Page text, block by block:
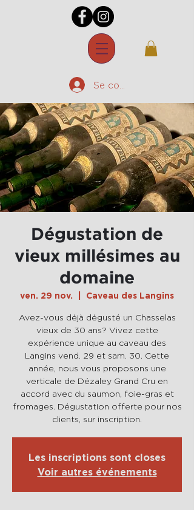
Se connecter
Dégustation de
vieux millésimes au
domaine
ven. 29 nov. Caveau des Langins
Avez-vous déjà dégusté un Chasselas
vieux de 30 ans? Vivez cette
expérience unique au caveau des
Langins vend. 29 et sam. 30. Cette
année, nous vous proposons une
verticale de Dézaley Grand Cru en
accord avec du saumon, foie-gras et
fromages. Dégustation offerte pour nos
clients, sur inscription.
Les inscriptions sont closes
Voir autres événements